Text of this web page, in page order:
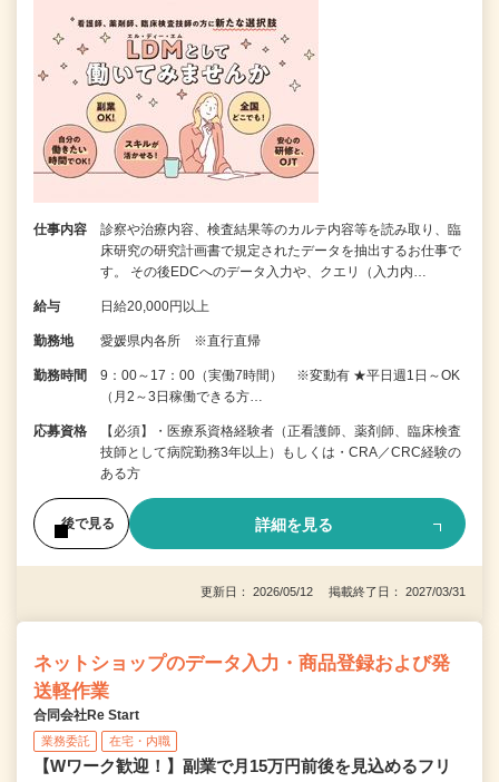
仕事内容
診察や治療内容、検査結果等のカルテ内容等を読み取り、臨
床研究の研究計画書で規定されたデータを抽出するお仕事で
す。 その後EDCへのデータ入力や、クエリ（入力内…
給与 日給20,000円以上
勤務地 愛媛県内各所 ※直行直帰
勤務時間
9：00～17：00（実働7時間） ※変動有 ★平日週1日～OK
（月2～3日稼働できる方…
応募資格
【必須】・医療系資格経験者（正看護師、薬剤師、臨床検査
技師として病院勤務3年以上）もしくは・CRA／CRC経験の
ある方
後で見る 詳細を見る
更新日： 2026/05/12 掲載終了日： 2027/03/31
ネットショップのデータ入力・商品登録および発
送軽作業
合同会社Re Start
業務委託 在宅・内職
【Wワーク歓迎！】副業で月15万円前後を見込めるフリ